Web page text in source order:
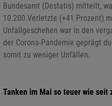
Bundesamt (Destatis) mitteilt,
10.200 Verletzte (+41 Prozent)
Unfallgeschehen war in den
der Corona-Pandemie geprägt
somit zu weniger Unfällen.
Tanken im Mai so teuer wie seit